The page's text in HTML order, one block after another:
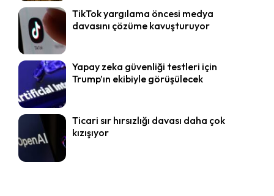
TikTok yargılama öncesi medya
davasını çözüme kavuşturuyor
Yapay zeka güvenliği testleri için
Trump’ın ekibiyle görüşülecek
Ticari sır hırsızlığı davası daha çok
kızışıyor